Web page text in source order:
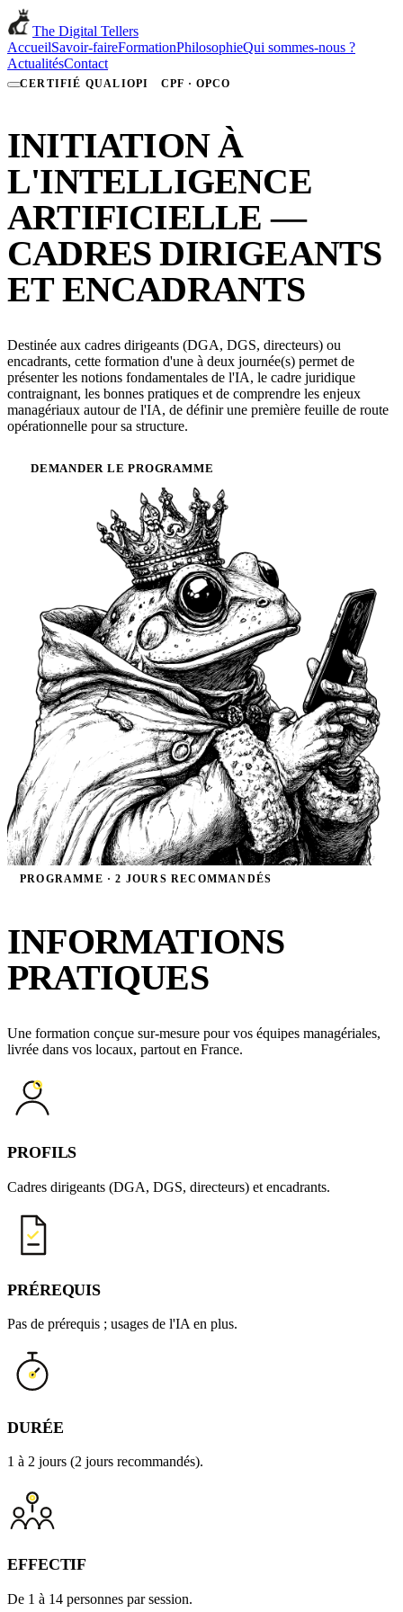
The Digital Tellers
AccueilSavoir-faireFormationPhilosophieQui sommes-nous ?
ActualitésContact
CERTIFIÉ QUALIOPI CPF · OPCO
INITIATION À
L'INTELLIGENCE
ARTIFICIELLE —
CADRES DIRIGEANTS
ET ENCADRANTS
Destinée aux cadres dirigeants (DGA, DGS, directeurs) ou
encadrants, cette formation d'une à deux journée(s) permet de
présenter les notions fondamentales de l'IA, le cadre juridique
contraignant, les bonnes pratiques et de comprendre les enjeux
managériaux autour de l'IA, de définir une première feuille de route
opérationnelle pour sa structure.
DEMANDER LE PROGRAMME
PROGRAMME · 2 JOURS RECOMMANDÉS
INFORMATIONS
PRATIQUES
Une formation conçue sur-mesure pour vos équipes managériales,
livrée dans vos locaux, partout en France.
PROFILS
Cadres dirigeants (DGA, DGS, directeurs) et encadrants.
PRÉREQUIS
Pas de prérequis ; usages de l'IA en plus.
DURÉE
1 à 2 jours (2 jours recommandés).
EFFECTIF
De 1 à 14 personnes par session.